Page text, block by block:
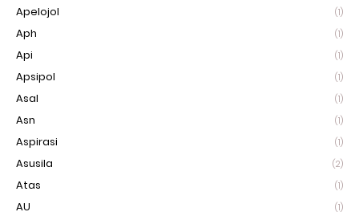
Apelojol (1)
Aph (1)
Api (1)
Apsipol (1)
Asal (1)
Asn (1)
Aspirasi (1)
Asusila (2)
Atas (1)
AU (1)